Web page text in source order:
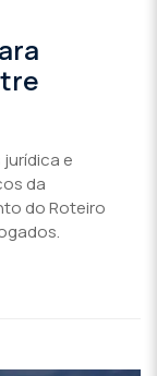
e
da
do Roteiro